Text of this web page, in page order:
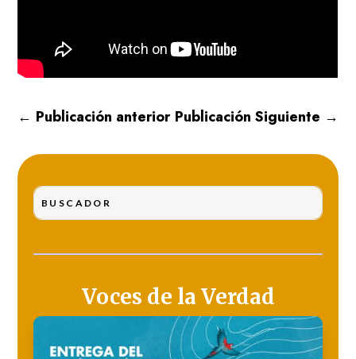
← Publicación anterior Publicación Siguiente →
Voces de la Verdad